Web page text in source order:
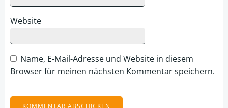
Website
Name, E-Mail-Adresse und Website in diesem
Browser für meinen nächsten Kommentar speichern.